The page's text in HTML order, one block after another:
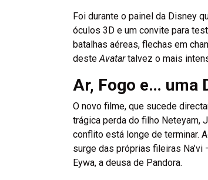
Foi durante o painel da Disney
óculos 3D e um convite para
batalhas aéreas, flechas em
desteAvatartalvez o mais
Ar, Fogo e… uma
O novo filme, que sucede
trágica perda do filho Neteyam,
conflito está longe de terminar.
surge das próprias fileiras
Eywa, a deusa de Pandora.